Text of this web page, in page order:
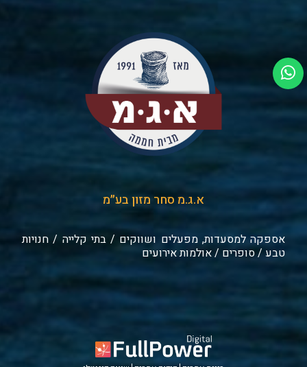
א.ג.מ סחר מזון בע״מ
אספקה למסעדות, מפעלים ושווקים / בתי קלייה / חנויות
טבע / סופרים / אולמות אירועים